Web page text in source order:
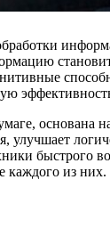
основана
быстрого
каждого из